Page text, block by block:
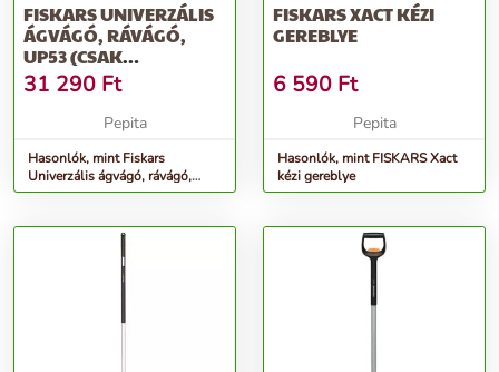
FISKARS UNIVERZÁLIS
ÁGVÁGÓ, RÁVÁGÓ,
UP53 (CSAK
RENDELÉSRE)
31 290 Ft
Pepita
Hasonlók, mint Fiskars
Univerzális ágvágó, rávágó,
UP53 (csak rendelésre)
FISKARS XACT KÉZI
GEREBLYE
6 590 Ft
Pepita
Hasonlók, mint FISKARS Xact
kézi gereblye